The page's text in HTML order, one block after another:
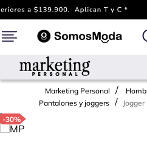
Marketing Personal
Pantalones y joggers
-30%